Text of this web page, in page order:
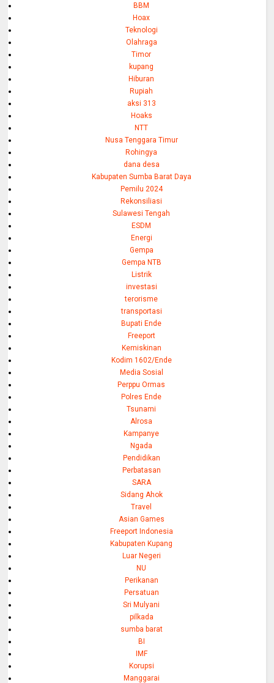
BBM
Hoax
Teknologi
Olahraga
Timor
kupang
Hiburan
Rupiah
aksi 313
Hoaks
NTT
Nusa Tenggara Timur
Rohingya
dana desa
Kabupaten Sumba Barat Daya
Pemilu 2024
Rekonsiliasi
Sulawesi Tengah
ESDM
Energi
Gempa
Gempa NTB
Listrik
investasi
terorisme
transportasi
Bupati Ende
Freeport
Kemiskinan
Kodim 1602/Ende
Media Sosial
Perppu Ormas
Polres Ende
Tsunami
Alrosa
Kampanye
Ngada
Pendidikan
Perbatasan
SARA
Sidang Ahok
Travel
Asian Games
Freeport Indonesia
Kabupaten Kupang
Luar Negeri
NU
Perikanan
Persatuan
Sri Mulyani
pilkada
sumba barat
BI
IMF
Korupsi
Manggarai